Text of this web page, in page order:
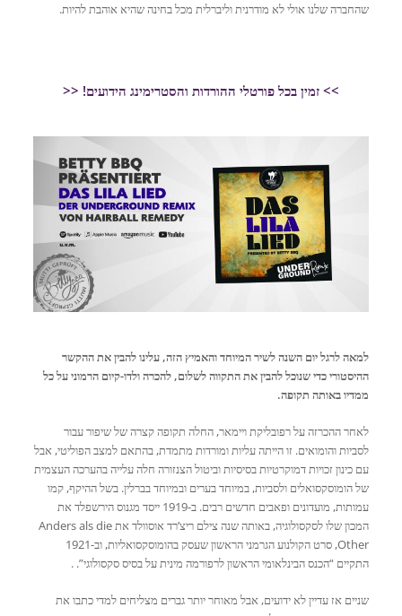
שהחברה שלנו אולי לא מודרנית וליברלית מכל בחינה שהיא אוהבת להיות.
>> זמין בכל פורטלי ההורדות והסטרימינג הידועים! <<
למאה לרגל יום השנה לשיר המיוחד והאמיץ הזה, עלינו להבין את ההקשר
ההיסטורי כדי שנוכל להבין את התקווה לשלום, להכרה ולדו-קיום הרמוני על כל
ממדיו באותה תקופה.
לאחר ההכרזה על רפובליקת ויימאר, החלה תקופה קצרה של שיפור עבור
לסביות והומואים. זו הייתה עליות ומורדות מתמדת, בהתאם למצב הפוליטי, אבל
עם כינון זכויות דמוקרטיות בסיסיות וביטול הצנזורה חלה עלייה בהערכה העצמית
של הומוסקסואלים ולסביות, במיוחד בערים ובמיוחד בברלין. בשל ההיקף, קמו
עמותות, מועדונים ופאבים חדשים רבים. ב-1919 ייסד מגנוס הירשפלד את
המכון שלו לסקסולוגיה, באותה שנה צילם ריצ’רד אוסוולד את Anders als die
Other, סרט הקולנוע הגרמני הראשון שעסק בהומוסקסואליות, וב-1921
התקיים “הכנס הבינלאומי הראשון לרפורמה מינית על בסיס סקסולוגי”. .
שניים אז עדיין לא ידועים, אבל מאוחר יותר גברים מצליחים למדי כתבו את